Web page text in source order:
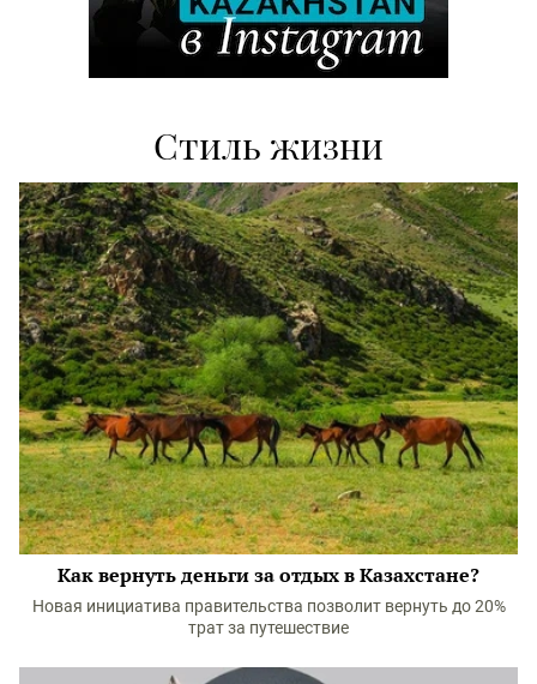
Стиль жизни
Как вернуть деньги за отдых в Казахстане?
Новая инициатива правительства позволит вернуть до 20%
трат за путешествие